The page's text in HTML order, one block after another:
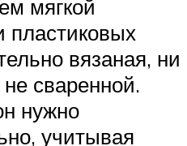
мягкой
пластиковых
вязаная, ни
сваренной.
нужно
учитывая